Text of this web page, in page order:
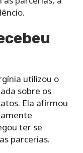
utilizou o
sobre os
Ela afirmou
ter se
parcerias.